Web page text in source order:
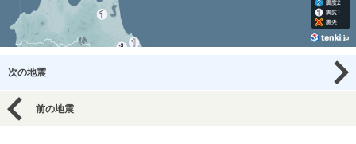
次の地震
前の地震